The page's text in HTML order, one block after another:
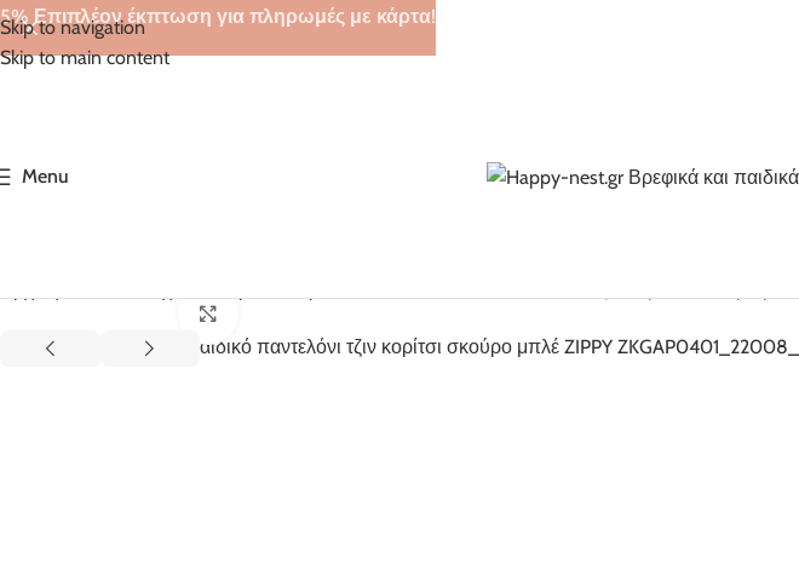
Skip to navigation
Skip to main content
Menu
5% Επιπλέον έκπτωση για πληρωμές με κάρτα!